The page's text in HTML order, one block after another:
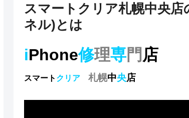
スマートクリア札幌中央
ネル)とは
iPhone修理専門 店
スマート クリア 札幌中央店